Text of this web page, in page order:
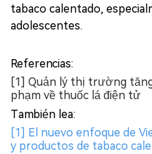
tabaco calentado,
adolescentes.
Referencias:
[1] Quản lý thị trường
phạm về thuốc lá điện tử
También lea:
[1] El nuevo enfoque de
y productos de tabaco